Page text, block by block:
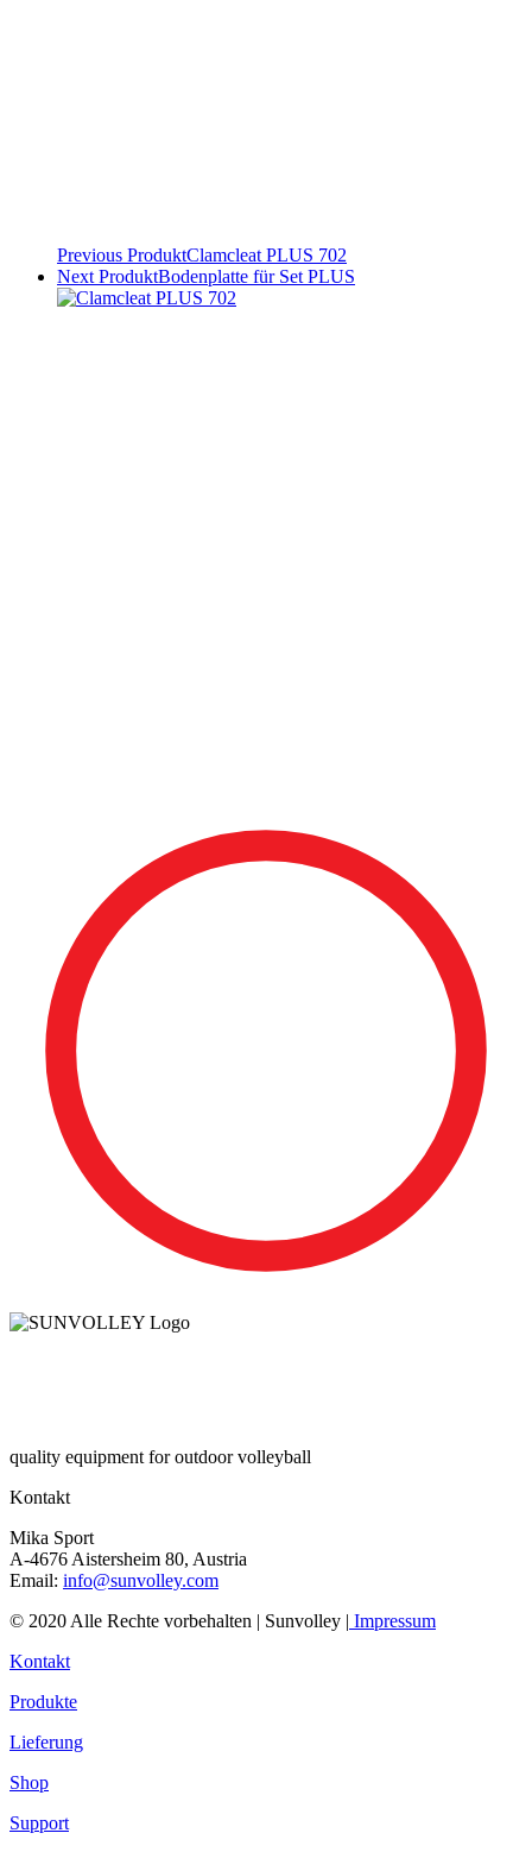
Previous ProduktClamcleat PLUS 702
Next ProduktBodenplatte für Set PLUS
quality equipment for outdoor volleyball
Kontakt
Mika Sport
A-4676 Aistersheim 80, Austria
Email: info@sunvolley.com
© 2020 Alle Rechte vorbehalten | Sunvolley | Impressum
Kontakt
Produkte
Lieferung
Shop
Support